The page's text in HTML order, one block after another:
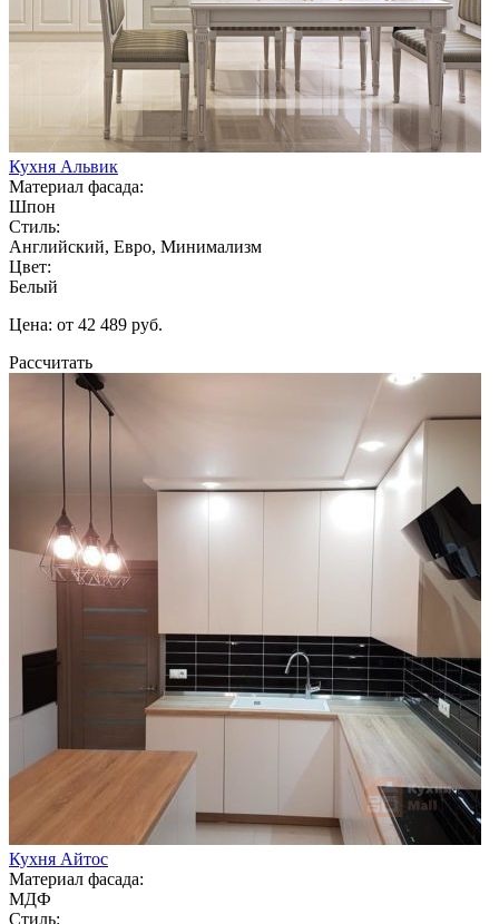
Кухня Альвик
Материал фасада:
Шпон
Стиль:
Английский, Евро, Минимализм
Цвет:
Белый
Цена: от 42 489 руб.
Рассчитать
Кухня Айтос
Материал фасада:
МДФ
Стиль: